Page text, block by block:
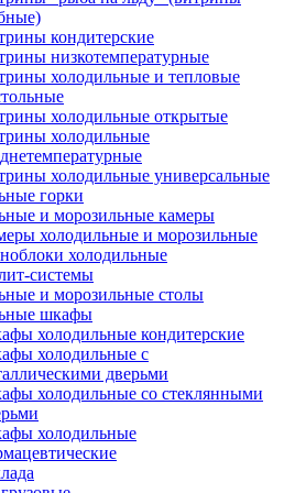
кондитерские
низкотемпературные
холодильные и тепловые
холодильные открытые
холодильные
холодильные универсальные
горки
и морозильные камеры
холодильные и морозильные
холодильные
системы
и морозильные столы
шкафы
холодильные кондитерские
холодильные с
дверьми
холодильные со стеклянными
холодильные